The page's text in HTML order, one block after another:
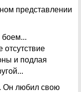
представлении
и подлая
Он любил свою